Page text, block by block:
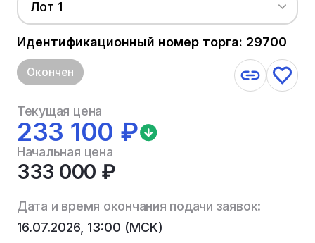
Лот 1
Идентификационный номер торга: 29700
Окончен
Текущая цена
233 100 ₽
Начальная цена
333 000 ₽
Дата и время окончания подачи заявок:
16.07.2026, 13:00 (МСК)